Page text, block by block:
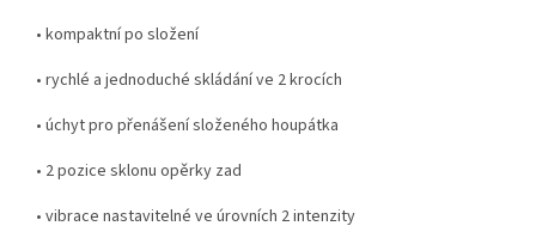
• kompaktní po složení
• rychlé a jednoduché skládání ve 2 krocích
• úchyt pro přenášení složeného houpátka
• 2 pozice sklonu opěrky zad
• vibrace nastavitelné ve úrovních 2 intenzity